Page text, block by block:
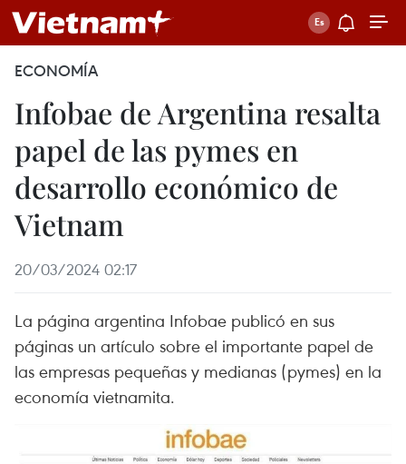
ECONOMÍA
Infobae de Argentina resalta
papel de las pymes en
desarrollo económico de
Vietnam
20/03/2024 02:17
La página argentina Infobae publicó en sus
páginas un artículo sobre el importante papel de
las empresas pequeñas y medianas (pymes) en la
economía vietnamita.